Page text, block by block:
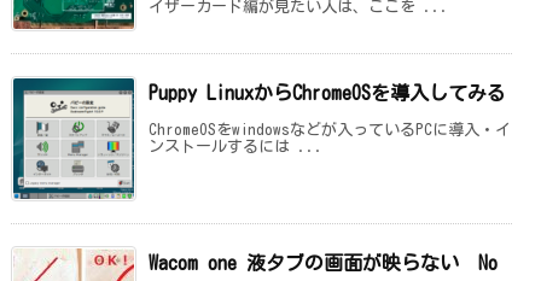
イザーカード編が見たい人は、ここを ...
Puppy LinuxからChromeOSを導入してみる
ChromeOSをwindowsなどが入っているPCに導入・イ
ンストールするには ...
Wacom one 液タブの画面が映らない No